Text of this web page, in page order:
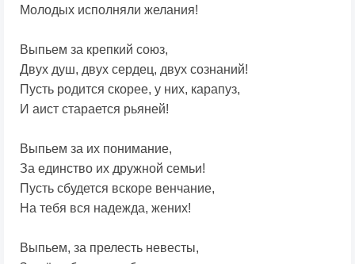
Молодых исполняли желания!
Выпьем за крепкий союз,
Двух душ, двух сердец, двух сознаний!
Пусть родится скорее, у них, карапуз,
И аист старается рьяней!
Выпьем за их понимание,
За единство их дружной семьи!
Пусть сбудется вскоре венчание,
На тебя вся надежда, жених!
Выпьем, за прелесть невесты,